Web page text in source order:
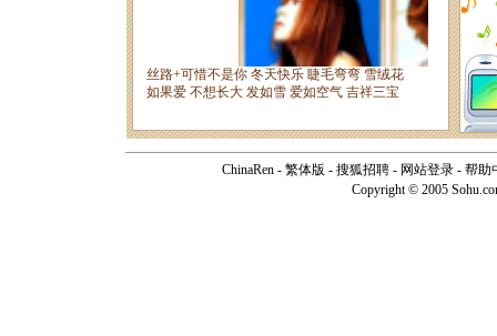
ChinaRen - 繁体版 - 搜狐招聘 - 网站登录 - 帮助
Copyright © 2005